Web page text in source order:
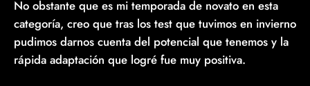
No obstante que es mi temporada de novato en esta
categoría, creo que tras los test que tuvimos en invierno
pudimos darnos cuenta del potencial que tenemos y la
rápida adaptación que logré fue muy positiva.